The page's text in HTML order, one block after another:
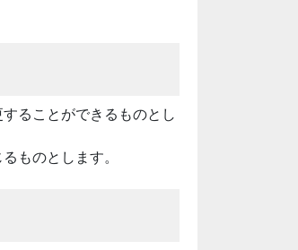
ることができるものとし
ものとします。